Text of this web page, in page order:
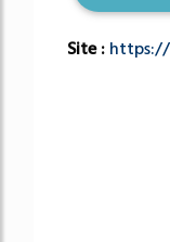
Site : https://